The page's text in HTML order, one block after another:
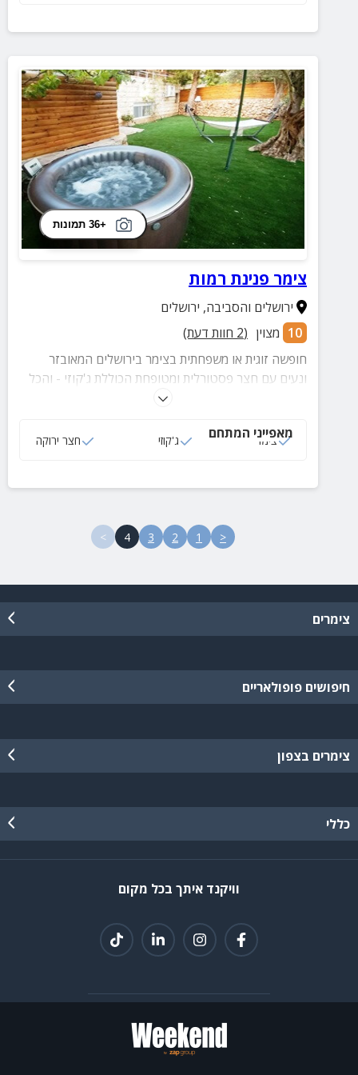
+36 תמונות
צימר פנינת רמות
ירושלים והסביבה, ירושלים
10 מצוין (
2 חוות דעת)
חופשה זוגית או משפחתית בצימר בירושלים המאובזר
ונעים עם חצר פסטורלית ומטופחת הכוללת ג'קוזי - והכל
מול נוף מרהיב של הרי ירושלים. בקרבת הצימר מגוון
מאפייני המתחם
צימר ג'קוזי חצר ירוקה
1
2
3
4
צימרים
חיפושים פופולאריים
צימרים בצפון
כללי
וויקנד איתך בכל מקום